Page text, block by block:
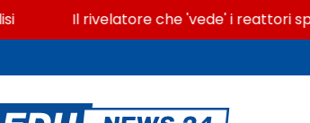
Il rivelatore che 'vede' i reattori spenti